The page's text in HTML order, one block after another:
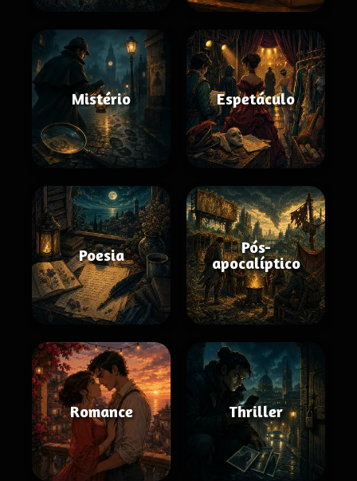
Mistério Espetáculo
Poesia
Pós-
apocalíptico
Romance Thriller